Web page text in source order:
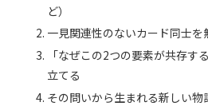
ど）
一見関連性のないカード同士を
「なぜこの2つの要素が共存す
立てる
その問いから生まれる新しい物